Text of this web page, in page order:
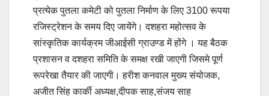
प्रत्येक पुतला कमेटी को पुतला निर्माण के लिए 3100 रूपया
रजिस्ट्रेशन के समय दिए जायेंगे। दशहरा महोत्सव के
सांस्कृतिक कार्यक्रम जीआईसी ग्राउण्ड में होंगे । यह बैठक
प्रशासन व दशहरा समिति के समक्ष रखी जाएगी जिसमे पूर्ण
रूपरेखा तैयार की जाएगी। हरीश कनवाल मुख्य संयोजक,
अजीत सिंह कार्की अध्यक्ष,दीपक साह,संजय साह